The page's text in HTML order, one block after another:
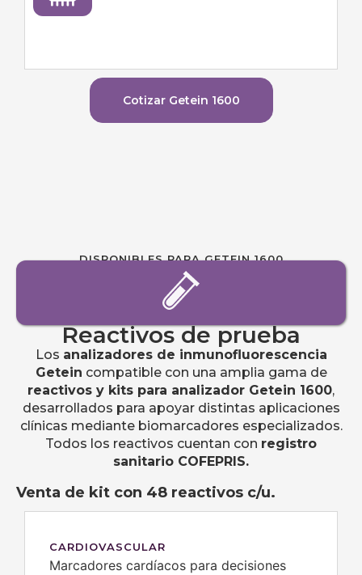
Cotizar Getein 1600
DISPONIBLES PARA GETEIN 1600
Reactivos de prueba
Los analizadores de inmunofluorescencia
Getein compatible con una amplia gama de
reactivos y kits para analizador Getein 1600,
desarrollados para apoyar distintas aplicaciones
clínicas mediante biomarcadores especializados.
Todos los reactivos cuentan con registro
sanitario COFEPRIS.
Venta de kit con 48 reactivos c/u.
CARDIOVASCULAR
Marcadores cardíacos para decisiones